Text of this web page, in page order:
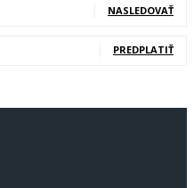
NASLEDOVAŤ
PREDPLATIŤ